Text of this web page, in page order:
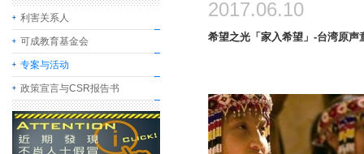
利害关系人
可成教育基金会
专案与活动
政策宣言与CSR报告书
2017.06.10
希望之光「家入希望」-台湾原